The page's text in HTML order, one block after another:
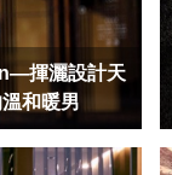
揮灑設計天
和暖男